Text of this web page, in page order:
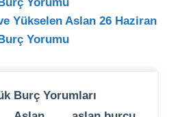
Yükselen Aslan 26 Haziran
Yorumu
Burç Yorumları